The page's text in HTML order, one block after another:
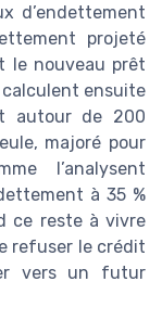
d’endettement
projeté
le nouveau prêt
calculent ensuite
autour de 200
majoré pour
l’analysent
à 35 %
ce reste à vivre
refuser le crédit
vers un futur